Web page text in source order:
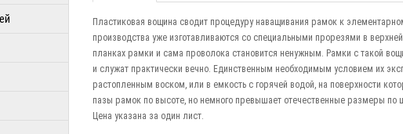
Пластиковая вощина сводит процедуру наващивания рамок к
производства уже изготавливаются со специальными прорезями в
планках рамки и сама проволока становится ненужным. Рамки с такой
и служат практически вечно. Единственным необходимым условием их
растопленным воском, или в емкость с горячей водой, на поверхности
пазы рамок по высоте, но немного превышает отечественные размеры
Цена указана за один лист.